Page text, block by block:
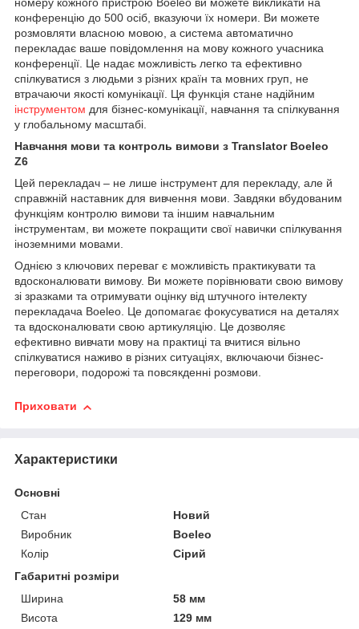
номеру кожного пристрою Boeleo ви можете викликати на
конференцію до 500 осіб, вказуючи їх номери. Ви можете
розмовляти власною мовою, а система автоматично
перекладає ваше повідомлення на мову кожного учасника
конференції. Це надає можливість легко та ефективно
спілкуватися з людьми з різних країн та мовних груп, не
втрачаючи якості комунікації. Ця функція стане надійним
інструментом для бізнес-комунікації, навчання та спілкування
у глобальному масштабі.
Навчання мови та контроль вимови з Translator Boeleo
Z6
Цей перекладач – не лише інструмент для перекладу, але й
справжній наставник для вивчення мови. Завдяки вбудованим
функціям контролю вимови та іншим навчальним
інструментам, ви можете покращити свої навички спілкування
іноземними мовами.
Однією з ключових переваг є можливість практикувати та
вдосконалювати вимову. Ви можете порівнювати свою вимову
зі зразками та отримувати оцінку від штучного інтелекту
перекладача Boeleo. Це допомагає фокусуватися на деталях
та вдосконалювати свою артикуляцію. Це дозволяє
ефективно вивчати мову на практиці та вчитися вільно
спілкуватися наживо в різних ситуаціях, включаючи бізнес-
переговори, подорожі та повсякденні розмови.
Приховати
Характеристики
Основні
Стан
Новий
Виробник
Boeleo
Колір
Сірий
Габаритні розміри
Ширина
58 мм
Висота
129 мм